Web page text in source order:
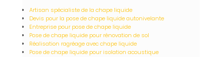
Artisan spécialiste de la chape liquide
Devis pour la pose de chape liquide autonivelante
Entreprise pour pose de chape liquide
Pose de chape liquide pour rénovation de sol
Réalisation ragréage avec chape liquide
Pose de chape liquide pour isolation acoustique